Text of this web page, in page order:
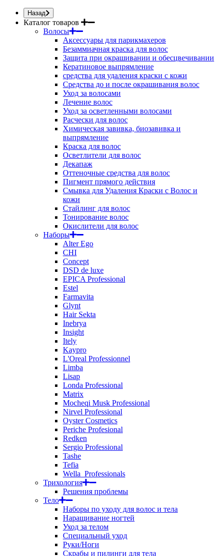
Назад
Каталог товаров
Волосы
Аксессуары для парикмахеров
Безаммиачная краска для волос
Защита при окрашивании и обесцвечивании
Кератиновое выпрямление
средства для удаления краски с кожи
Средства до и после окрашивания волос
Уход за волосами
Лечение волос
Уход за осветленными волосами
Расчески для волос
Химическая завивка, биозавивка и
выпрямление
Краска для волос
Осветлители для волос
Декапаж
Оттеночные средства для волос
Пигмент прямого действия
Смывка для Удаления Краски с Волос и
кожи
Стайлинг для волос
Тонирование волос
Окислители для волос
Наборы
Alter Ego
CHI
Concept
DSD de luxe
EPICA Professional
Estel
Farmavita
Glynt
Hair Sekta
Inebrya
Insight
Itely
Kaypro
L'Oreal Professionnel
Limba
Lisap
Londa Professional
Matrix
Mocheqi Musk Professional
Nirvel Professional
Oyster Cosmetics
Periche Profesional
Redken
Sergio Professional
Tashe
Tefia
Wella_Professionals
Трихология
Решения проблемы
Тело
Наборы по уходу для волос и тела
Наращивание ногтей
Уход за телом
Специальный уход
Руки/Ноги
Скрабы и пилинги для тела